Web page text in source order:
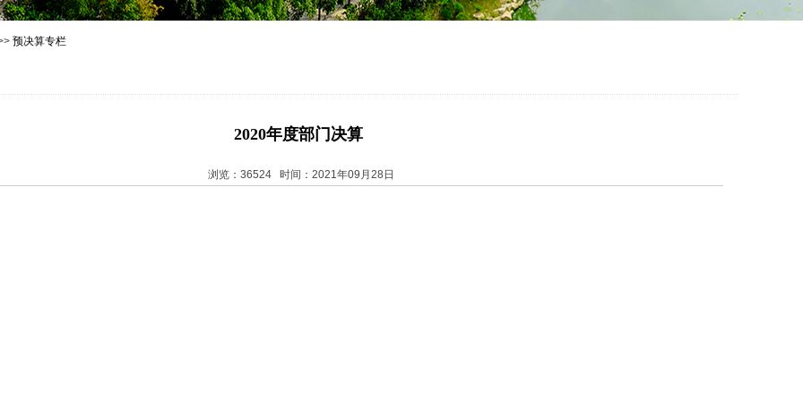
预决算专栏
2020年度部门决算
浏览：36524 时间：2021年09月28日